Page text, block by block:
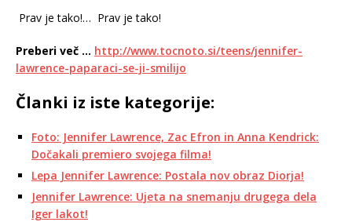
Prav je tako!… Prav je tako!
Preberi več … http://www.tocnoto.si/teens/jennifer-
lawrence-paparaci-se-ji-smilijo
Članki iz iste kategorije:
Foto: Jennifer Lawrence, Zac Efron in Anna Kendrick:
Dočakali premiero svojega filma!
Lepa Jennifer Lawrence: Postala nov obraz Diorja!
Jennifer Lawrence: Ujeta na snemanju drugega dela
Iger lakot!